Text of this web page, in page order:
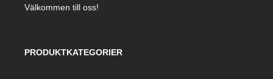
Välkommen till oss!
PRODUKTKATEGORIER